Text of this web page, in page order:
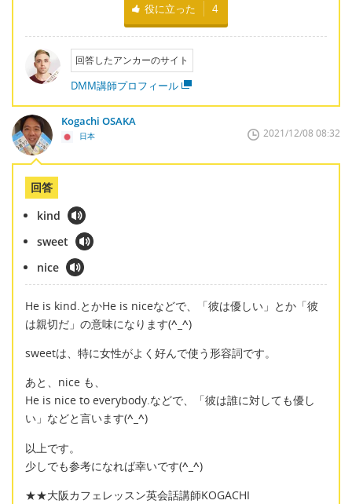
役に立った 4
回答したアンカーのサイト
DMM講師プロフィール
Kogachi OSAKA
日本 2021/12/08 08:32
回答
kind
sweet
nice
He is kind.とかHe is niceなどで、「彼は優しい」とか「彼
は親切だ」の意味になります(^_^)
sweetは、特に女性がよく好んで使う形容詞です。
あと、nice も、
He is nice to everybody.などで、「彼は誰に対しても優し
い」などと言います(^_^)
以上です。
少しでも参考になれば幸いです(^_^)
★★大阪カフェレッスン英会話講師KOGACHI